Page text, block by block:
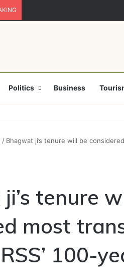
Politics Business
/ Bhagwat ji’s tenure will be
tenure
most
100-